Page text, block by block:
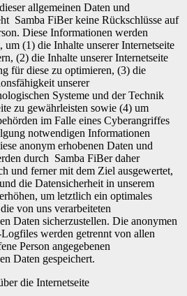
allgemeinen Daten und
Samba FiBer keine Rückschlüsse auf
Diese Informationen werden
um (1) die Inhalte unserer Internetseite
(2) die Inhalte unserer Internetseite
für diese zu optimieren, (3) die
unserer
Systeme und der Technik
zu gewährleisten sowie (4) um
im Falle eines Cyberangriffes
notwendigen Informationen
anonym erhobenen Daten und
durch Samba FiBer daher
und ferner mit dem Ziel ausgewertet,
die Datensicherheit in unserem
um letztlich ein optimales
von uns verarbeiteten
Daten sicherzustellen. Die anonymen
werden getrennt von allen
Person angegebenen
Daten gespeichert.
die Internetseite